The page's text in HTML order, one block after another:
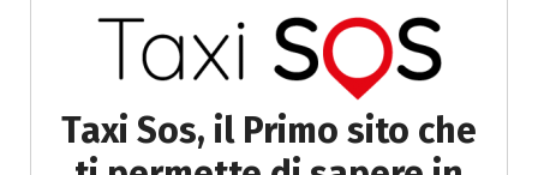
Taxi Sos, il Primo sito che